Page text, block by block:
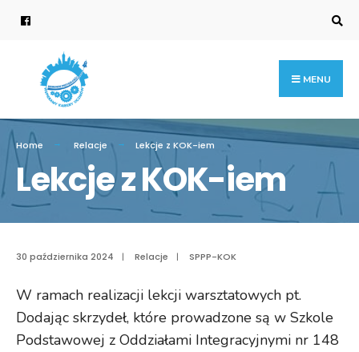
content
MENU
Home Relacje Lekcje z KOK-iem
Lekcje z KOK-iem
30 października 2024 | Relacje | SPPP-KOK
W ramach realizacji lekcji warsztatowych pt.
Dodając skrzydeł, które prowadzone są w Szkole
Podstawowej z Oddziałami Integracyjnymi nr 148